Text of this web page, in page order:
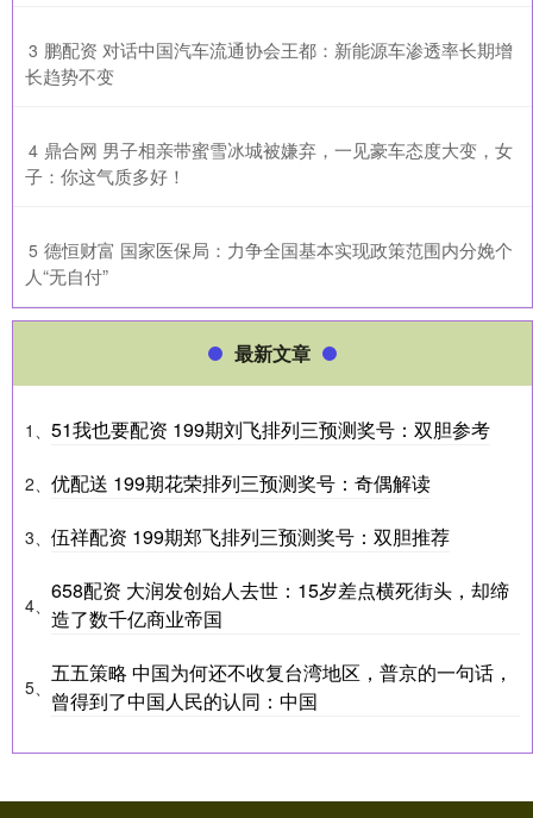
3 ​鹏配资 对话中国汽车流通协会王都：新能源车渗透率长期增
长趋势不变
4 ​鼎合网 男子相亲带蜜雪冰城被嫌弃，一见豪车态度大变，女
子：你这气质多好！
5 ​德恒财富 国家医保局：力争全国基本实现政策范围内分娩个
人“无自付”
最新文章
1、 51我也要配资 199期刘飞排列三预测奖号：双胆参考
2、 优配送 199期花荣排列三预测奖号：奇偶解读
3、 伍祥配资 199期郑飞排列三预测奖号：双胆推荐
4、
658配资 大润发创始人去世：15岁差点横死街头，却缔
造了数千亿商业帝国
5、
五五策略 中国为何还不收复台湾地区，普京的一句话，
曾得到了中国人民的认同：中国